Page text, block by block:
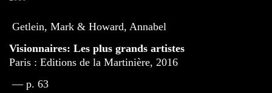
Getlein, Mark & Howard, Annabel
Visionnaires: Les plus grands artistes
Paris : Editions de la Martinière, 2016
— p. 63